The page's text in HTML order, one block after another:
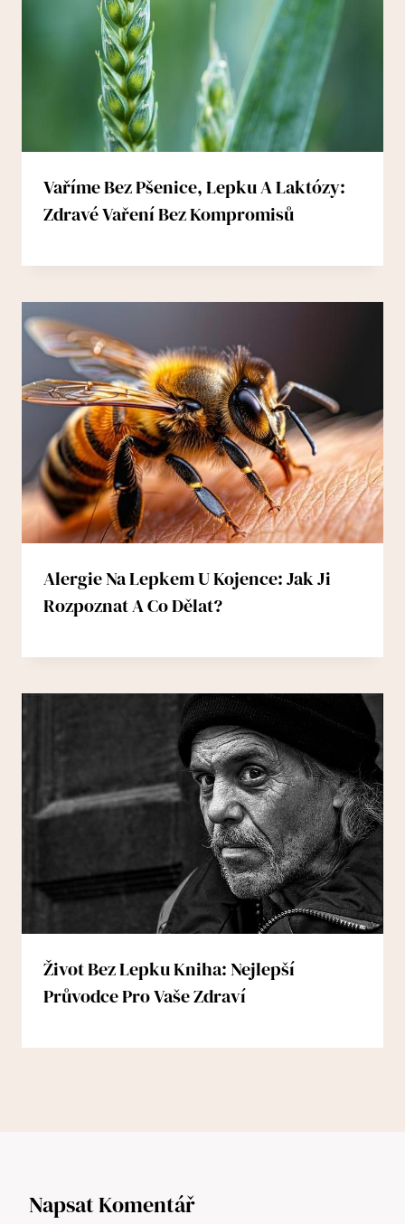
Vaříme Bez Pšenice, Lepku A Laktózy:
Zdravé Vaření Bez Kompromisů
Alergie Na Lepkem U Kojence: Jak Ji
Rozpoznat A Co Dělat?
Život Bez Lepku Kniha: Nejlepší
Průvodce Pro Vaše Zdraví
Napsat Komentář